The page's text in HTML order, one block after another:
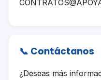
📞 Contáctanos
¿Deseas más